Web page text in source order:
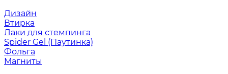
Дизайн
Втирка
Лаки для стемпинга
Spider Gel (Паутинка)
Фольга
Магниты